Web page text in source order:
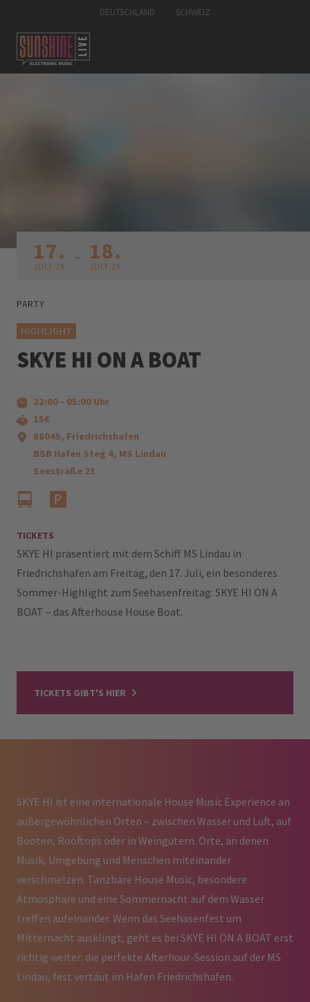
DEUTSCHLAND SCHWEIZ
17.
JULI 26 - 18.
JULI 26
PARTY
HIGHLIGHT
SKYE HI ON A BOAT
22:00 - 05:00 Uhr
15€
88045, Friedrichshafen
BSB Hafen Steg 4, MS Lindau
Seestraße 23
TICKETS
SKYE HI präsentiert mit dem Schiff MS Lindau in
Friedrichshafen am Freitag, den 17. Juli, ein besonderes
Sommer-Highlight zum Seehasenfreitag: SKYE HI ON A
BOAT – das Afterhouse House Boat.
TICKETS GIBT'S HIER
SKYE HI ist eine internationale House Music Experience an
außergewöhnlichen Orten – zwischen Wasser und Luft, auf
Booten, Rooftops oder in Weingütern. Orte, an denen
Musik, Umgebung und Menschen miteinander
verschmelzen. Tanzbare House Music, besondere
Atmosphäre und eine Sommernacht auf dem Wasser
treffen aufeinander. Wenn das Seehasenfest um
Mitternacht ausklingt, geht es bei SKYE HI ON A BOAT erst
richtig weiter: die perfekte Afterhour-Session auf der MS
Lindau, fest vertäut im Hafen Friedrichshafen.